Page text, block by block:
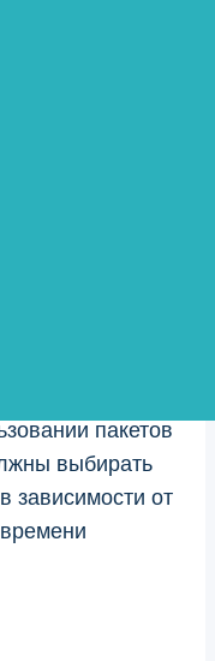
питания,
и
помещение
и его
продукты
и
пакетов
выбирать
зависимости от